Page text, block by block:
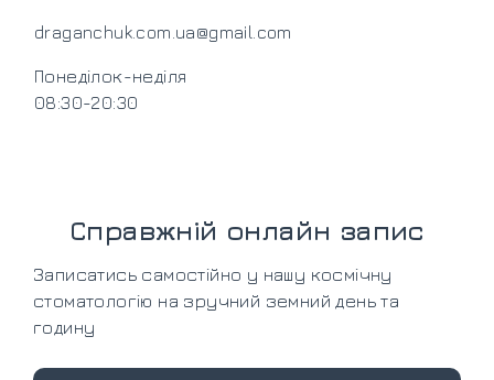
draganchuk.com.ua@gmail.com
Понеділок-неділя
08:30-20:30
Справжній онлайн запис
Записатись самостійно у нашу космічну
стоматологію на зручний земний день та
годину